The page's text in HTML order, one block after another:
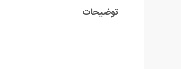
توضیحات